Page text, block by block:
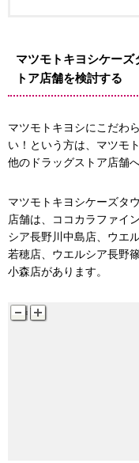
マツモトキヨシケー
トア店舗を検討する
マツモトキヨシにこだわ
い！という方は、マツモ
他のドラッグストア店舗
マツモトキヨシケーズタ
店舗は、ココカラファイ
シア長野川中島店、ウエ
若穂店、ウエルシア長野
小森店があります。